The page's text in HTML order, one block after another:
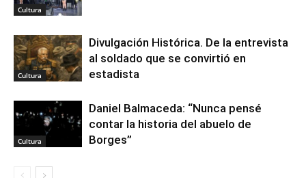
Cultura
Cultura
Divulgación Histórica. De la entrevista
al soldado que se convirtió en
estadista
Cultura
Daniel Balmaceda: “Nunca pensé
contar la historia del abuelo de
Borges”